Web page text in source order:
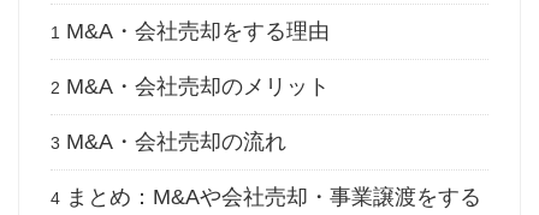
1 M&A・会社売却をする理由
2 M&A・会社売却のメリット
3 M&A・会社売却の流れ
4 まとめ：M&Aや会社売却・事業譲渡をする